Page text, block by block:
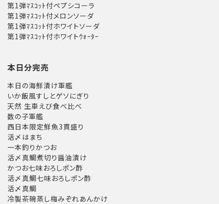
第1弾ﾏｽｺｯﾄ付ペプシコーラ
第1弾ﾏｽｺｯﾄ付メロンソーダ
第1弾ﾏｽｺｯﾄ付ホワイトソーダ
第1弾ﾏｽｺｯﾄ付ホワイトｳｫｰﾀｰ
本日分完売
本日の海鮮漬け軍艦
いか飯風すしとゲソにぎり
天然 生車えび食べ比べ
数の子軍艦
西日本限定鮮魚3貫盛り
活〆はまち
一本釣りかつお
活〆真鯛煮切り醤油漬け
かつお七味おろしポン酢
活〆真鯛七味おろしポン酢
活〆真鯛
冷製茶碗蒸し梅みぞれあんかけ